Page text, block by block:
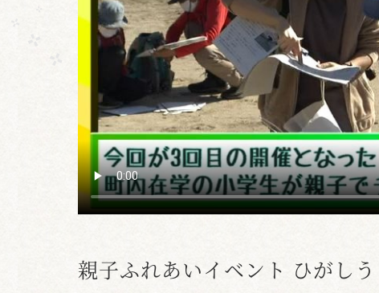
親子ふれあいイベント ひがし